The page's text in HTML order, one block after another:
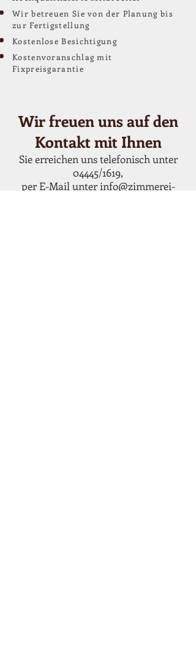
Wir betreuen Sie von der Planung bis
zur Fertigstellung
Kostenlose Besichtigung
Kostenvoranschlag mit
Fixpreisgarantie
Wir freuen uns auf den
Kontakt mit Ihnen
Sie erreichen uns telefonisch unter
04445/1619,
per E-Mail unterinfo@zimmerei-